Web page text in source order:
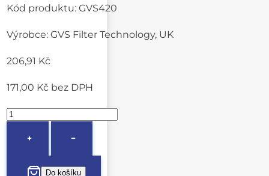
Kód produktu: GVS420
Výrobce: GVS Filter Technology, UK
206,91 Kč
171,00 Kč bez DPH
+ −